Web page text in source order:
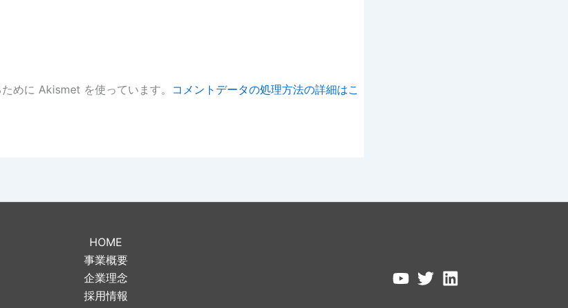
めに Akismet を使っています。 コメントデータの処理方法の詳細はこ
HOME
事業概要
企業理念
採用情報